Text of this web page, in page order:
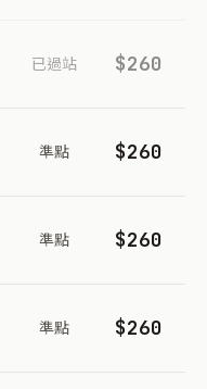
已過站 $260
準點 $260
準點 $260
準點 $260